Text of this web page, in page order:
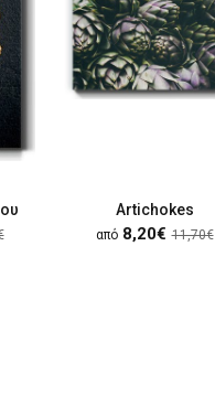
Artichokes
από 8,20€ 11,70€